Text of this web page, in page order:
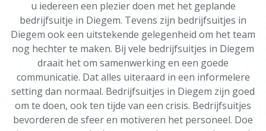
u iedereen een plezier doen met het geplande
bedrijfsuitje in Diegem. Tevens zijn bedrijfsuitjes in
Diegem ook een uitstekende gelegenheid om het team
nog hechter te maken. Bij vele bedrijfsuitjes in Diegem
draait het om samenwerking en een goede
communicatie. Dat alles uiteraard in een informelere
setting dan normaal. Bedrijfsuitjes in Diegem zijn goed
om te doen, ook ten tijde van een crisis. Bedrijfsuitjes
bevorderen de sfeer en motiveren het personeel. Doe